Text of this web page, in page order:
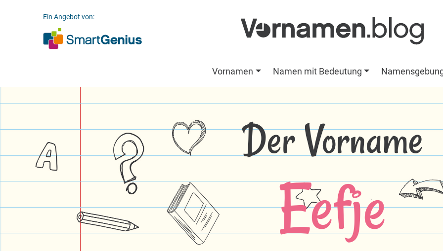
Ein Angebot von:
Vornamen Namen mit Bedeutung
Der Vorname
Eefje